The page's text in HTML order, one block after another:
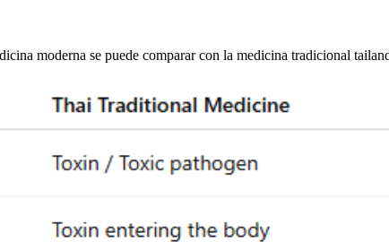
moderna se puede comparar con la medicina tradicional